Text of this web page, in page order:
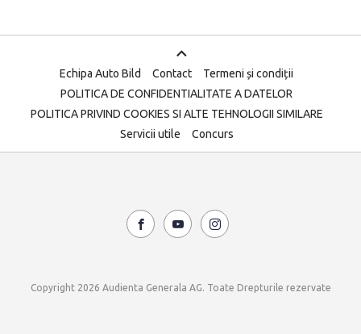
Echipa Auto Bild Contact
Termeni și condiții
POLITICA DE CONFIDENTIALITATE A DATELOR
POLITICA PRIVIND COOKIES SI ALTE TEHNOLOGII SIMILARE
Servicii utile
Concurs
Copyright 2026 Audienta Generala AG. Toate Drepturile rezervate